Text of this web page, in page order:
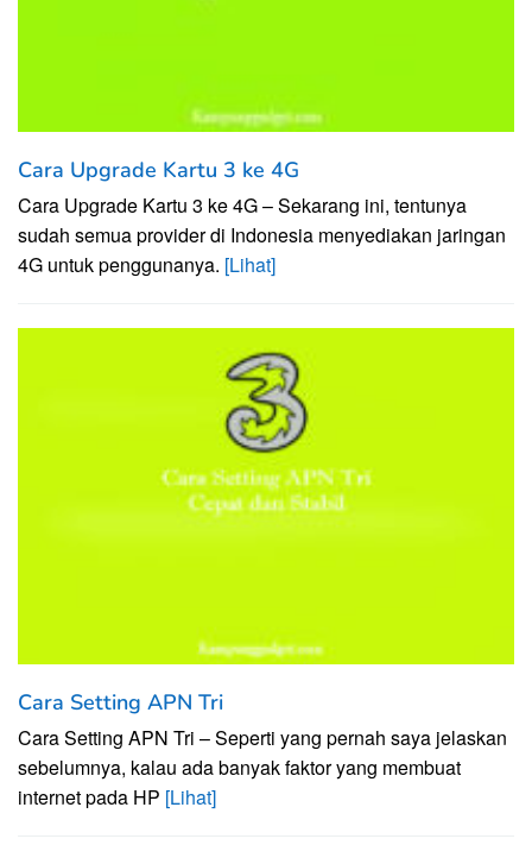
Cara Upgrade Kartu 3 ke 4G
Cara Upgrade Kartu 3 ke 4G – Sekarang ini, tentunya
sudah semua provider di Indonesia menyediakan jaringan
4G untuk penggunanya. [Lihat]
Cara Setting APN Tri
Cara Setting APN Tri – Seperti yang pernah saya jelaskan
sebelumnya, kalau ada banyak faktor yang membuat
internet pada HP [Lihat]